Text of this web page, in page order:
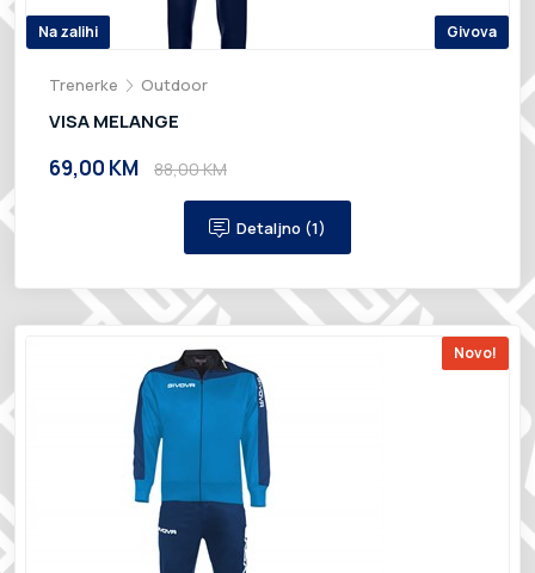
Na zalihi Givova
Trenerke Outdoor
VISA MELANGE
69,00 KM 88,00 KM
Detaljno (1)
Novo!